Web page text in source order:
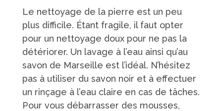
Le nettoyage de la pierre est un peu
plus difficile. Étant fragile, il faut opter
pour un nettoyage doux pour ne pas la
détériorer. Un lavage à l’eau ainsi qu’au
savon de Marseille est l’idéal. N’hésitez
pas à utiliser du savon noir et à effectuer
un rinçage à l’eau claire en cas de tâches.
Pour vous débarrasser des mousses,